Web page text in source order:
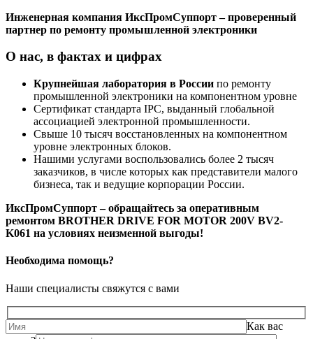
Инженерная компания ИксПромСуппорт – проверенный
партнер по ремонту промышленной электроники
О нас, в фактах и цифрах
Крупнейшая лаборатория в России по ремонту
промышленной электроники на компонентном уровне
Сертификат стандарта IPC, выданный глобальной
ассоциацией электронной промышленности.
Свыше 10 тысяч восстановленных на компонентном
уровне электронных блоков.
Нашими услугами воспользовались более 2 тысяч
заказчиков, в числе которых как представители малого
бизнеса, так и ведущие корпорации России.
ИксПромСуппорт – обращайтесь за оперативным
ремонтом BROTHER DRIVE FOR MOTOR 200V BV2-
K061 на условиях неизменной выгоды!
Необходима помощь?
Наши специалисты свяжутся с вами
Как вас